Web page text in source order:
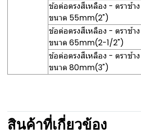
ข้อต่อตรงสีเหลือง - ตราช้าง
ขนาด 55mm(2")
ข้อต่อตรงสีเหลือง - ตราช้าง
ขนาด 65mm(2-1/2")
ข้อต่อตรงสีเหลือง - ตราช้าง
ขนาด 80mm(3")
สินค้าที่เกี่ยวข้อง